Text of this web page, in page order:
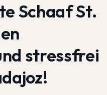
Schaaf St.
stressfrei